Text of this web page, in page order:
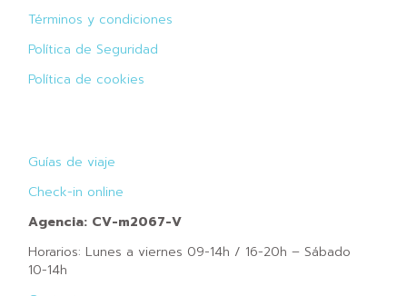
Términos y condiciones
Política de Seguridad
Política de cookies
Guías de viaje
Check-in online
Agencia: CV-m2067-V
Horarios: Lunes a viernes 09-14h / 16-20h – Sábado
10-14h